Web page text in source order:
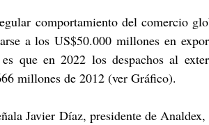
comportamiento del comercio
a los US$50.000 millones en
que en 2022 los despachos al
millones de 2012 (ver Gráfico).
Javier Díaz, presidente de